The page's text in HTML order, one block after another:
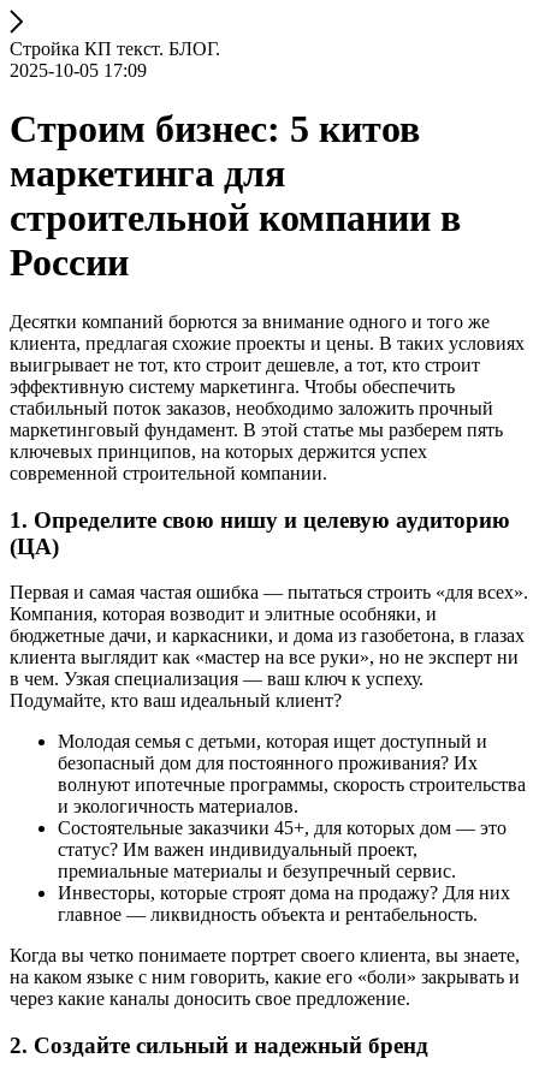
Стройка КП текст. БЛОГ.
2025-10-05 17:09
Строим бизнес: 5 китов
маркетинга для
строительной компании в
России
Десятки компаний борются за внимание одного и того же
клиента, предлагая схожие проекты и цены. В таких условиях
выигрывает не тот, кто строит дешевле, а тот, кто строит
эффективную систему маркетинга. Чтобы обеспечить
стабильный поток заказов, необходимо заложить прочный
маркетинговый фундамент. В этой статье мы разберем пять
ключевых принципов, на которых держится успех
современной строительной компании.
1. Определите свою нишу и целевую аудиторию
(ЦА)
Первая и самая частая ошибка — пытаться строить «для всех».
Компания, которая возводит и элитные особняки, и
бюджетные дачи, и каркасники, и дома из газобетона, в глазах
клиента выглядит как «мастер на все руки», но не эксперт ни
в чем. Узкая специализация — ваш ключ к успеху.
Подумайте, кто ваш идеальный клиент?
Молодая семья с детьми, которая ищет доступный и
безопасный дом для постоянного проживания? Их
волнуют ипотечные программы, скорость строительства
и экологичность материалов.
Состоятельные заказчики 45+, для которых дом — это
статус? Им важен индивидуальный проект,
премиальные материалы и безупречный сервис.
Инвесторы, которые строят дома на продажу? Для них
главное — ликвидность объекта и рентабельность.
Когда вы четко понимаете портрет своего клиента, вы знаете,
на каком языке с ним говорить, какие его «боли» закрывать и
через какие каналы доносить свое предложение.
2. Создайте сильный и надежный бренд